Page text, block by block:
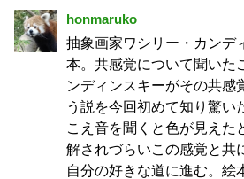
honmaruko
抽象画家ワシリー・カンデ
本。共感覚について聞いた
ンディンスキーがその共感
う説を今回初めて知り驚い
こえ音を聞くと色が見えた
解されづらいこの感覚と共
自分の好きな道に進む。絵